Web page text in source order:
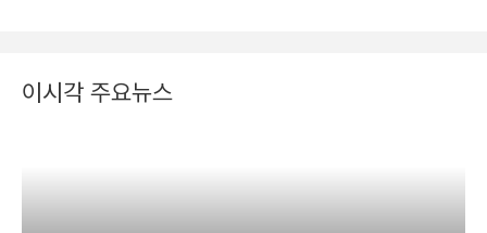
이시각 주요뉴스